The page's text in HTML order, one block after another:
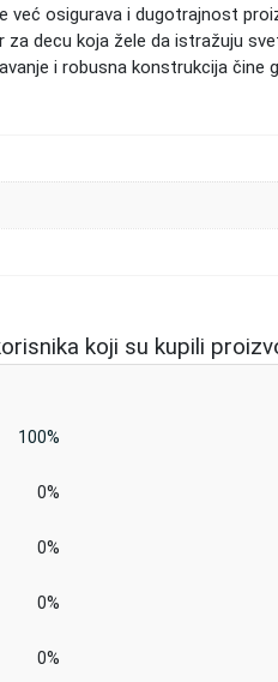
osigurava i dugotrajnost
za decu koja žele da istražuju
i robusna konstrukcija čine
koji su kupili
100%
0%
0%
0%
0%